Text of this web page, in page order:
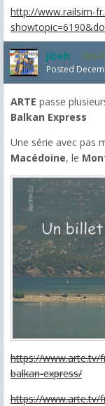
http://www.railsim-
jibeh
Posted
ARTE passe
Balkan Express
Une série avec pas
Macédoine, le
https://www.arte.tv/
balkan-express/
https://www.arte.tv/